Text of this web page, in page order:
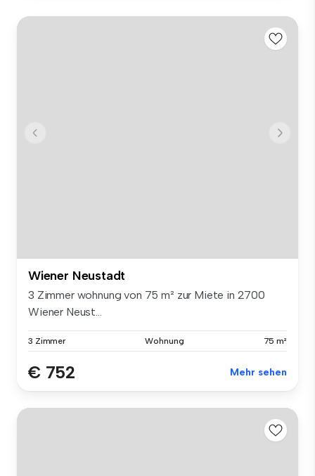
Wiener Neustadt
3 Zimmer wohnung von 75 m² zur Miete in 2700
Wiener Neust...
3 Zimmer Wohnung 75 m²
€ 752 Mehr sehen